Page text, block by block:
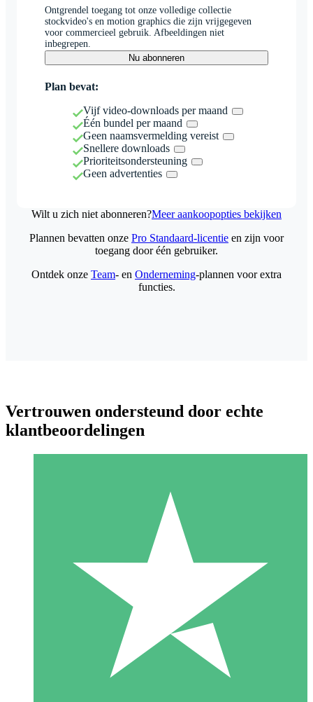
Ontgrendel toegang tot onze volledige collectie
stockvideo's en motion graphics die zijn vrijgegeven
voor commercieel gebruik. Afbeeldingen niet
inbegrepen.
Nu abonneren
Plan bevat:
Vijf video-downloads per maand
Één bundel per maand
Geen naamsvermelding vereist
Snellere downloads
Prioriteitsondersteuning
Geen advertenties
Wilt u zich niet abonneren?Meer aankoopopties bekijken
Individuele Creditpakketten
Betaal per gebruik met downloadtegoeden. Geen maandelijkse
1000
Plannen bevatten onze Pro Standaard-licentie en zijn voor
toegang door één gebruiker.
Ontdek onze Team- en Onderneming-plannen voor extra
functies.
Vertrouwen ondersteund door echte
klantbeoordelingen